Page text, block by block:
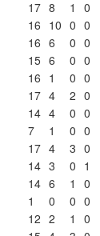
17 8 1
0
16 10 0 0
16 6 0 0
15 6 0 0
16 1 0 0
17 4 2 0
14 4 0 0
7 1 0 0
17 4 3 0
14 3 0 1
14 6 1
0
1 0 0 0
12 2 1
0